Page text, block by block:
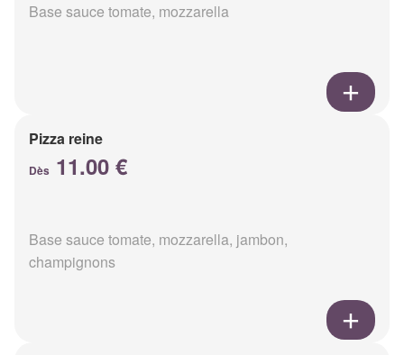
Base sauce tomate, mozzarella
Pizza reine
Dès 11.00 €
Base sauce tomate, mozzarella, jambon,
champignons